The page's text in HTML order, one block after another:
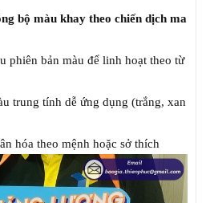
bộ màu khay theo chiến dịch ma
phiên bản màu để linh hoạt theo từ
trung tính dễ ứng dụng (trắng, xan
hóa theo mệnh hoặc sở thích